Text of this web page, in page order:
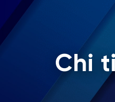
Chi